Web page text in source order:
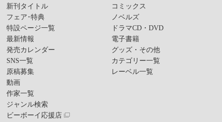
新刊タイトル
フェア･特典
特設ページ一覧
最新情報
発売カレンダー
SNS一覧
原稿募集
動画
作家一覧
ジャンル検索
ビーボーイ応援店
コミックス
ノベルズ
ドラマCD・DVD
電子書籍
グッズ・その他
カテゴリー一覧
レーベル一覧